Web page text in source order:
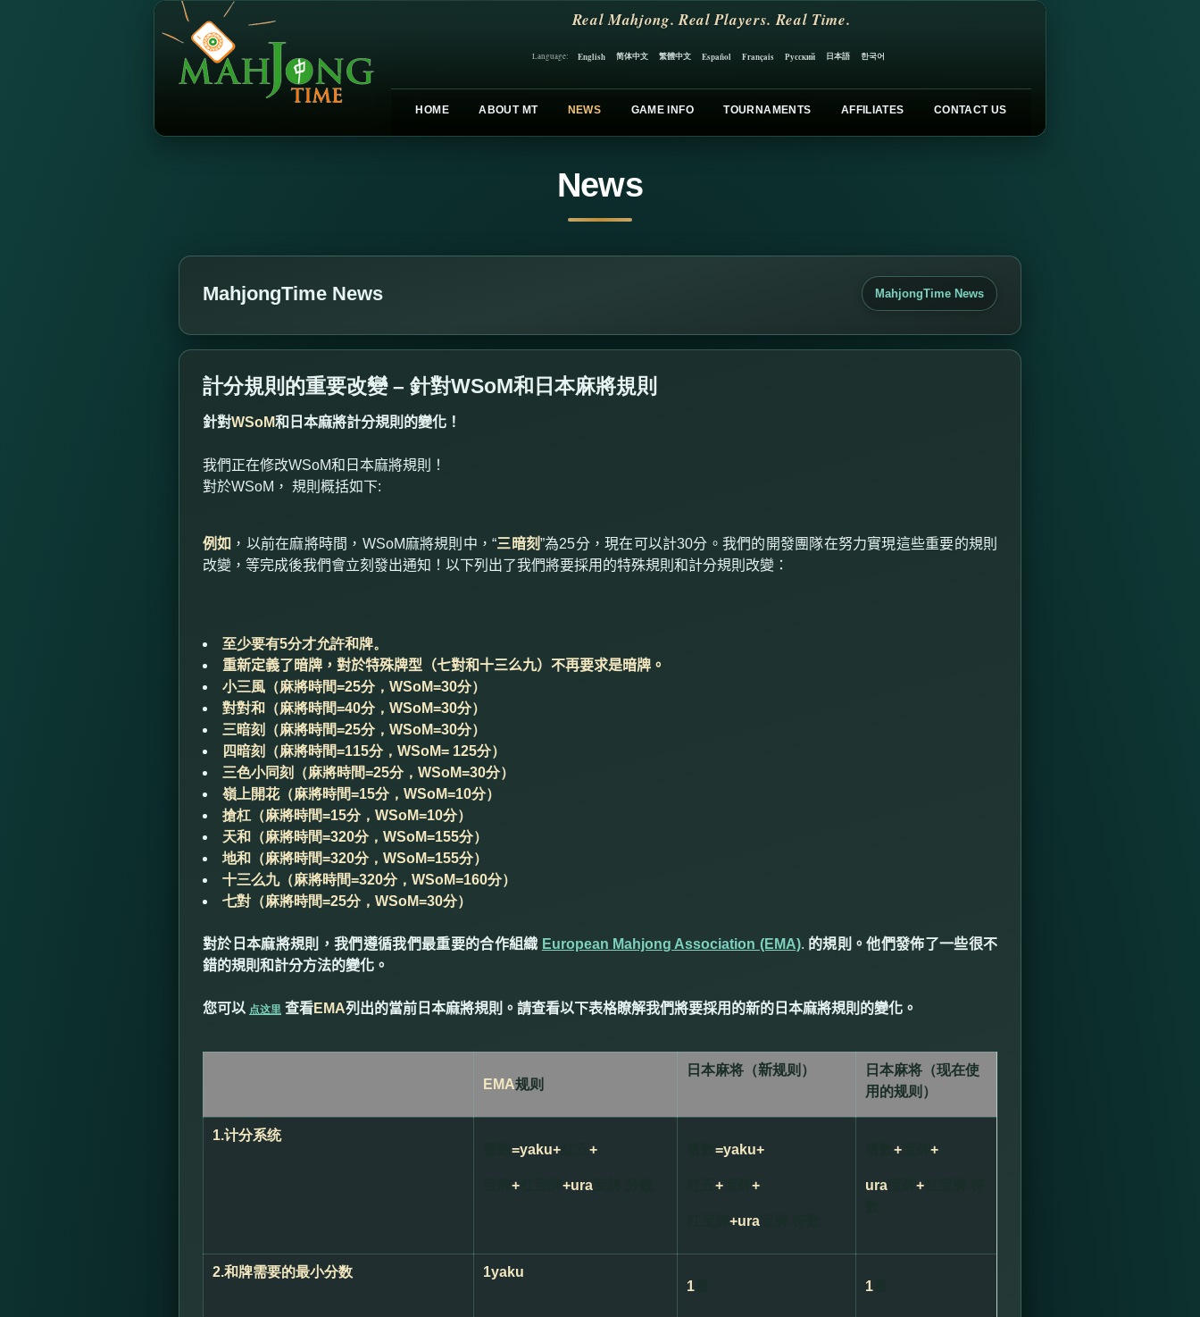
Real Mahjong. Real Players. Real Time.
Language: English 简体中文 繁體中文 Español Français Русский 日本語 한국어
HOME ABOUT MT NEWS GAME INFO TOURNAMENTS AFFILIATES CONTACT US
News
MahjongTime News MahjongTime News
計分規則的重要改變 – 針對WSoM和日本麻將規則
針對WSoM和日本麻將計分規則的變化！
我們正在修改WSoM和日本麻將規則！
對於WSoM ， 規則概括如下:
例如 ，以前在麻將時間， WSoM麻將規則中，“三暗刻”為25分，現在可以計30分。我們的開發團隊在努力實現這些重要的規則
改變，等完成後我們會立刻發出通知！以下列出了我們將要採用的特殊規則和計分規則改變：
至少要有5分才允許和牌。
重新定義了暗牌，對於特殊牌型（七對和十三么九）不再要求是暗牌。
小三風（麻將時間=25分，WSoM=30分）
對對和（麻將時間=40分，WSoM=30分）
三暗刻（麻將時間=25分，WSoM=30分）
四暗刻（麻將時間=115分，WSoM= 125分）
三色小同刻（麻將時間=25分，WSoM=30分）
嶺上開花（麻將時間=15分，WSoM=10分）
搶杠（麻將時間=15分，WSoM=10分）
天和（麻將時間=320分，WSoM=155分）
地和（麻將時間=320分，WSoM=155分）
十三么九（麻將時間=320分，WSoM=160分）
七對（麻將時間=25分，WSoM=30分）
對於日本麻將規則，我們遵循我們最重要的合作組織 European Mahjong Association (EMA). 的規則。他們發佈了一些很不
錯的規則和計分方法的變化。
您可以 点这里 查看EMA列出的當前日本麻將規則。請查看以下表格瞭解我們將要採用的新的日本麻將規則的變化。
EMA规则
日本麻将（新规则）
日本麻将（现在使
用的规则）
1.计分系统
=yaku+ +
+ +ura
=yaku+
+ +
+ura
+ +
ura +
2.和牌需要的最小分数
1yaku
1
1